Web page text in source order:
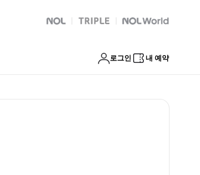
NOL 트리플 Global Interpark
로그인 내 예약